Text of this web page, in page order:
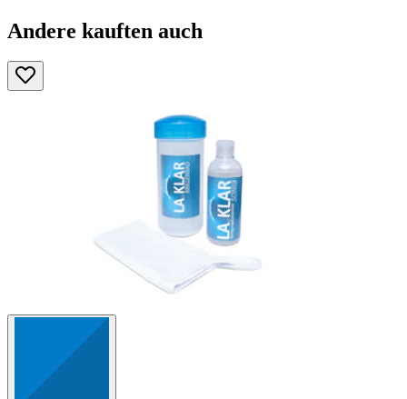
Andere kauften auch